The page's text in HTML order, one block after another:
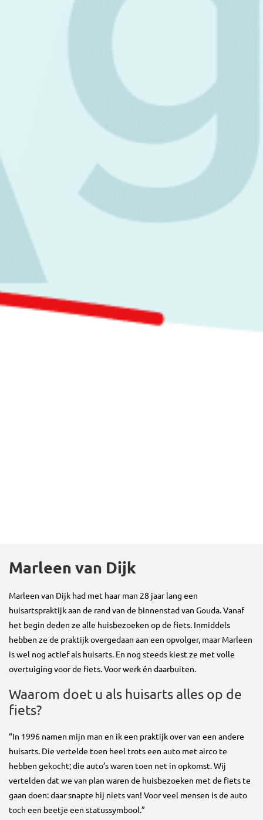
Marleen van Dijk
Marleen van Dijk had met haar man 28 jaar lang een
huisartspraktijk aan de rand van de binnenstad van Gouda. Vanaf
het begin deden ze alle huisbezoeken op de fiets. Inmiddels
hebben ze de praktijk overgedaan aan een opvolger, maar Marleen
is wel nog actief als huisarts. En nog steeds kiest ze met volle
overtuiging voor de fiets. Voor werk én daarbuiten.
Waarom doet u als huisarts alles op de
fiets?
“In 1996 namen mijn man en ik een praktijk over van een andere
huisarts. Die vertelde toen heel trots een auto met airco te
hebben gekocht; die auto’s waren toen net in opkomst. Wij
vertelden dat we van plan waren de huisbezoeken met de fiets te
gaan doen: daar snapte hij niets van! Voor veel mensen is de auto
toch een beetje een statussymbool.”